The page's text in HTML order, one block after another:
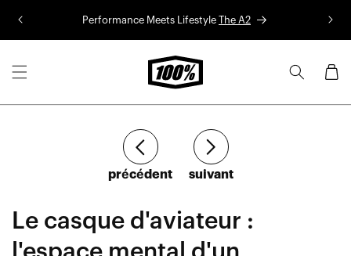
Performance Meets Lifestyle The A2
Panier
Le casque d'aviateur :
l'espace mental d'un
Article
précédent Article
suivant